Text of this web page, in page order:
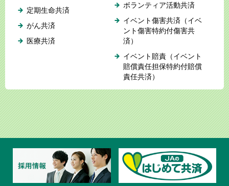
定期生命共済
がん共済
医療共済
ボランティア活動共済
イベント傷害共済（イベ
ント傷害特約付傷害共
済）
イベント賠責（イベント
賠償責任担保特約付賠償
責任共済）